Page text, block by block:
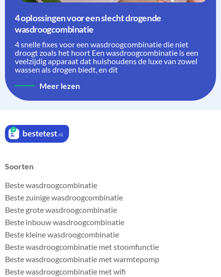
4 oplossingen voor een slecht drogende
wasdroogcombinatie
4 snelle fixes voor een wasdroogcombinatie die niet
droogt zoals het hoort Een wasdroogcombinatie is een
veelzijdig apparaat dat huishoudens de luxe van zowel
wassen als drogen biedt, en dit
Meer lezen
Soorten
Beste wasdroogcombinatie
Beste zuinige wasdroogcombinatie
Beste grote wasdroogcombinatie
Beste inbouw wasdroogcombinatie
Beste kleine wasdroogcombinatie
Beste wasdroogcombinatie met stoomfunctie
Beste wasdroogcombinatie met warmtepomp
Beste wasdroogcombinatie met wifi